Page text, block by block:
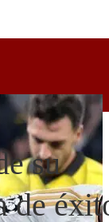
su
de